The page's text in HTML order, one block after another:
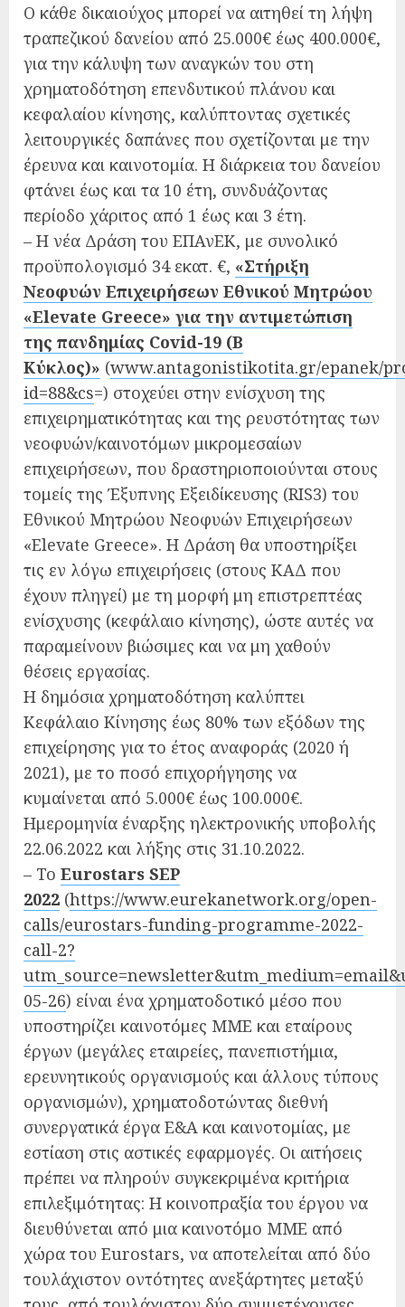
Ο κάθε δικαιούχος μπορεί να αιτηθεί τη λήψη
τραπεζικού δανείου από 25.000€ έως 400.000€,
για την κάλυψη των αναγκών του στη
χρηματοδότηση επενδυτικού πλάνου και
κεφαλαίου κίνησης, καλύπτοντας σχετικές
λειτουργικές δαπάνες που σχετίζονται με την
έρευνα και καινοτομία. Η διάρκεια του δανείου
φτάνει έως και τα 10 έτη, συνδυάζοντας
περίοδο χάριτος από 1 έως και 3 έτη.
– Η νέα Δράση του ΕΠΑνΕΚ, με συνολικό
προϋπολογισμό 34 εκατ. €, «Στήριξη
Νεοφυών Επιχειρήσεων Εθνικού Μητρώου
«Elevate Greece» για την αντιμετώπιση
της πανδημίας Covid-19 (Β
Κύκλος)» (www.antagonistikotita.gr/epanek/
id=88&cs=) στοχεύει στην ενίσχυση της
επιχειρηματικότητας και της ρευστότητας των
νεοφυών/καινοτόμων μικρομεσαίων
επιχειρήσεων, που δραστηριοποιούνται στους
τομείς της Έξυπνης Εξειδίκευσης (RIS3) του
Εθνικού Μητρώου Νεοφυών Επιχειρήσεων
«Elevate Greece». Η Δράση θα υποστηρίξει
τις εν λόγω επιχειρήσεις (στους ΚΑΔ που
έχουν πληγεί) με τη μορφή μη επιστρεπτέας
ενίσχυσης (κεφάλαιο κίνησης), ώστε αυτές να
παραμείνουν βιώσιμες και να μη χαθούν
θέσεις εργασίας.
Η δημόσια χρηματοδότηση καλύπτει
Κεφάλαιο Κίνησης έως 80% των εξόδων της
επιχείρησης για το έτος αναφοράς (2020 ή
2021), με το ποσό επιχορήγησης να
κυμαίνεται από 5.000€ έως 100.000€.
Ημερομηνία έναρξης ηλεκτρονικής υποβολής
22.06.2022 και λήξης στις 31.10.2022.
– Το Eurostars SEP
2022 (https://www.eurekanetwork.org/open-
calls/eurostars-funding-programme-2022-
call-2?
05-26) είναι ένα χρηματοδοτικό μέσο που
υποστηρίζει καινοτόμες ΜΜΕ και εταίρους
έργων (μεγάλες εταιρείες, πανεπιστήμια,
ερευνητικούς οργανισμούς και άλλους τύπους
οργανισμών), χρηματοδοτώντας διεθνή
συνεργατικά έργα Ε&Α και καινοτομίας, με
εστίαση στις αστικές εφαρμογές. Οι αιτήσεις
πρέπει να πληρούν συγκεκριμένα κριτήρια
επιλεξιμότητας: Η κοινοπραξία του έργου να
διευθύνεται από μια καινοτόμο ΜΜΕ από
χώρα του Eurostars, να αποτελείται από δύο
τουλάχιστον οντότητες ανεξάρτητες μεταξύ